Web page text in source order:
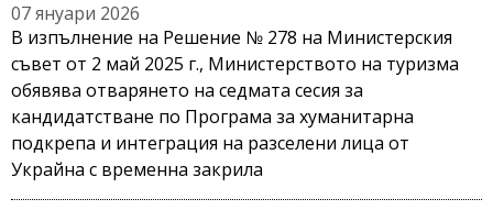
07 януари 2026
В изпълнение на Решение № 278 на Министерския
съвет от 2 май 2025 г., Министерството на туризма
обявява отварянето на седмата сесия за
кандидатстване по Програма за хуманитарна
подкрепа и интеграция на разселени лица от
Украйна с временна закрила